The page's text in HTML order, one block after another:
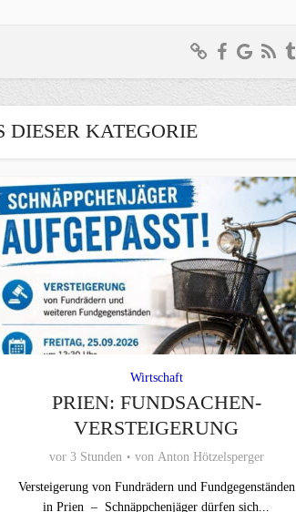
KATEGORIE
Wirtschaft
PRIEN: FUNDSACHEN-
VERSTEIGERUNG
vor 3 Stunden von Anton Hötzelsperger
Versteigerung von Fundrädern und Fundgegenständen
in Prien – Schnäppchenjäger dürfen sich...